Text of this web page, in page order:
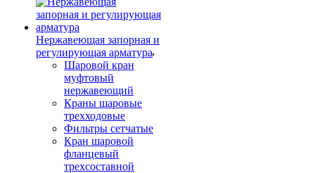
Нержавеющая запорная и
регулирующая арматура
Шаровой кран
муфтовый
нержавеющий
Краны шаровые
трехходовые
Фильтры сетчатые
Кран шаровой
фланцевый
трехсоставной